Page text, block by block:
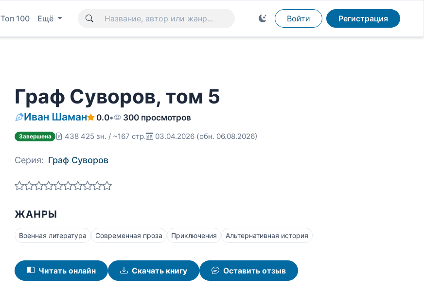
Топ 100 Ещё Войти Регистрация
Граф Суворов, том 5
Иван Шаман 0.0• 300 просмотров
Завершена 438 425 зн. / ~167 стр. 03.04.2026 (обн. 06.08.2026)
Серия: Граф Суворов
ЖАНРЫ
Военная литература Современная проза Приключения Альтернативная история
Читать онлайн Скачать книгу Оставить отзыв